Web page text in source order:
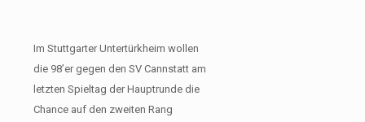
Im Stuttgarter Untertürkheim wollen
die 98’er gegen den SV Cannstatt am
letzten Spieltag der Hauptrunde die
Chance auf den zweiten Rang